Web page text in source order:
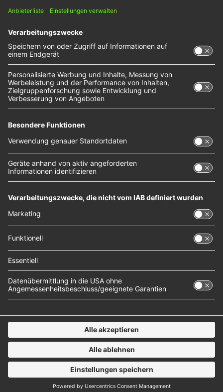
Mehr NOXX Interviews gibt es hier
Wir benötigen Ihre Zustimmung, um
den YouTube Video-Service zu
Wir verwenden einen Service eines
Drittanbieters, um Videoinhalte einzubetten.
sammeln. Bitte lesen Sie die Details durch und
dieses Video anzusehen.
Mehr Informationen
Akzeptieren
powered by
Platform
Geschrieben am
Tags:
Mimi Webb, NOXX Interview
NOXX